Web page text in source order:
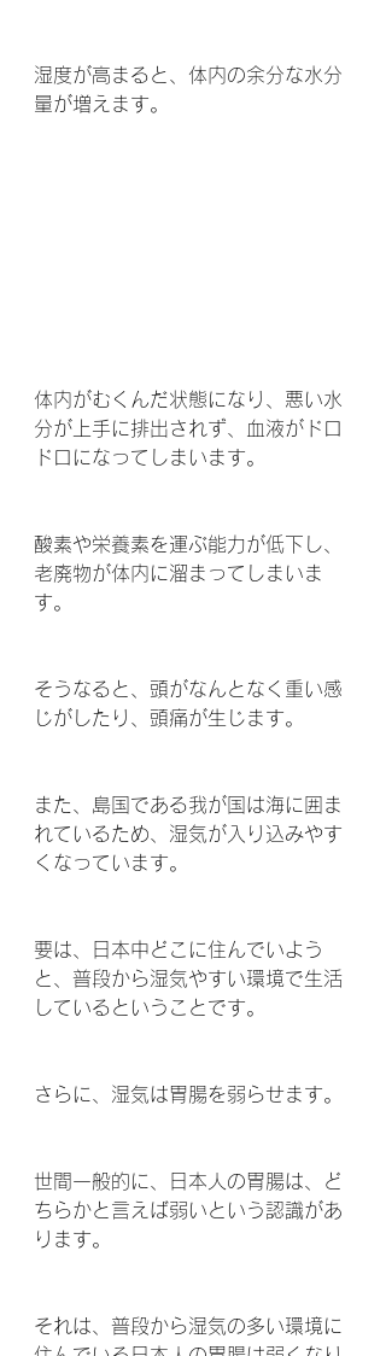
湿度が高まると、体内の余分な水分
量が増えます。
体内がむくんだ状態になり、悪い水
分が上手に排出されず、血液がドロ
ドロになってしまいます。
酸素や栄養素を運ぶ能力が低下し、
老廃物が体内に溜まってしまいま
す。
そうなると、頭がなんとなく重い感
じがしたり、頭痛が生じます。
また、島国である我が国は海に囲ま
れているため、湿気が入り込みやす
くなっています。
要は、日本中どこに住んでいよう
と、普段から湿気やすい環境で生活
しているということです。
さらに、湿気は胃腸を弱らせます。
世間一般的に、日本人の胃腸は、ど
ちらかと言えば弱いという認識があ
ります。
それは、普段から湿気の多い環境に